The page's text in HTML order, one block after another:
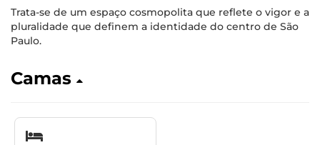
Trata-se de um espaço cosmopolita que reflete o vigor e a
pluralidade que definem a identidade do centro de São
Paulo.
Camas